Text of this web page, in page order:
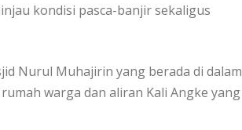
kondisi pasca-banjir sekaligus
Nurul Muhajirin yang berada di dalam
warga dan aliran Kali Angke yang